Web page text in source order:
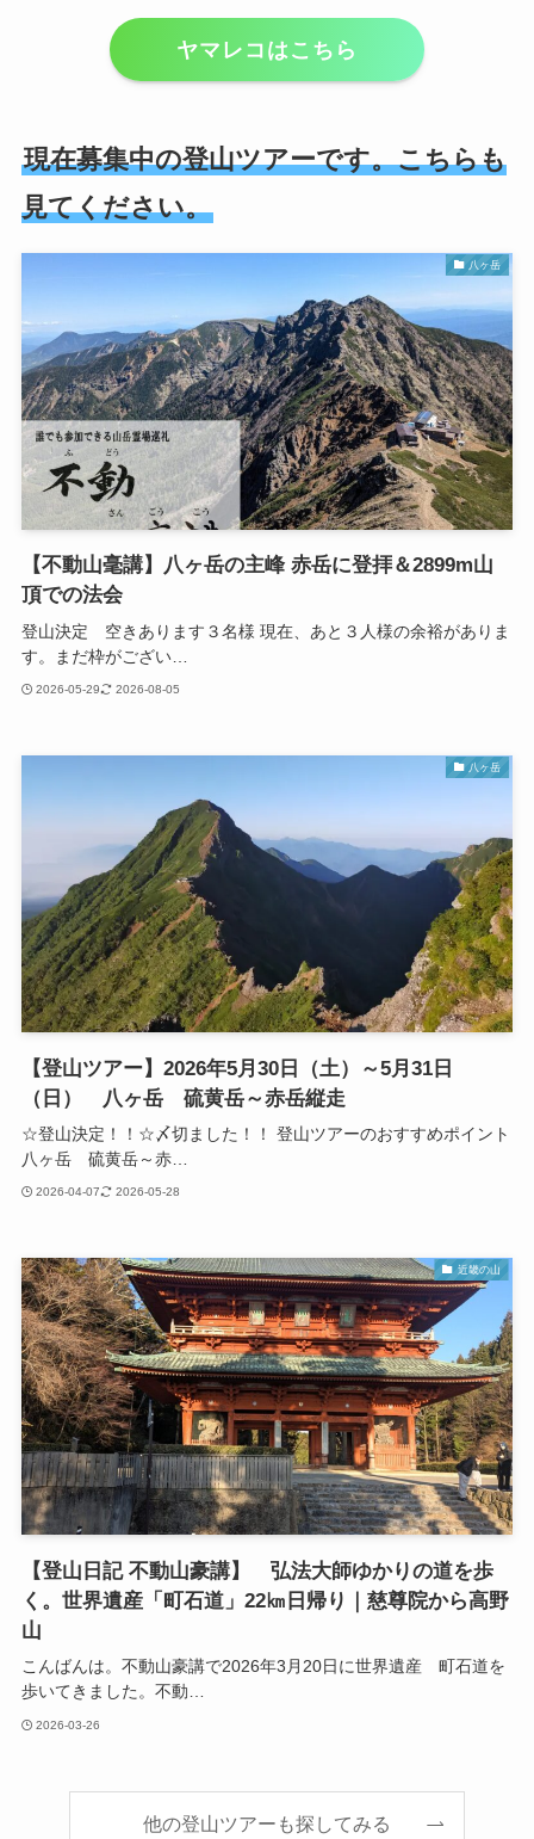
ヤマレコはこちら
現在募集中の登山ツアーです。こちらも
見てください。
八ヶ岳
【不動山毫講】八ヶ岳の主峰 赤岳に登拝＆2899m山
頂での法会
登山決定 空きあります３名様 現在、あと３人様の余裕がありま
す。まだ枠がござい…
2026-05-29 2026-08-05
八ヶ岳
【登山ツアー】2026年5月30日（土）～5月31日
（日） 八ヶ岳 硫黄岳～赤岳縦走
☆登山決定！！☆〆切ました！！ 登山ツアーのおすすめポイント
八ヶ岳 硫黄岳～赤…
2026-04-07 2026-05-28
近畿の山
【登山日記 不動山豪講】 弘法大師ゆかりの道を歩
く。世界遺産「町石道」22㎞日帰り｜慈尊院から高野
山
こんばんは。不動山豪講で2026年3月20日に世界遺産 町石道を
歩いてきました。不動…
2026-03-26
他の登山ツアーも探してみる